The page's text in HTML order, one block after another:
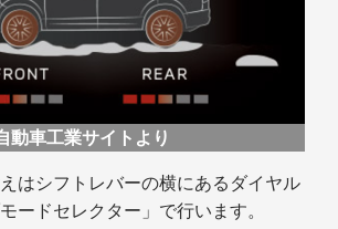
動車工業サイトより
はシフトレバーの横にあるダイヤル
ードセレクター」で行います。